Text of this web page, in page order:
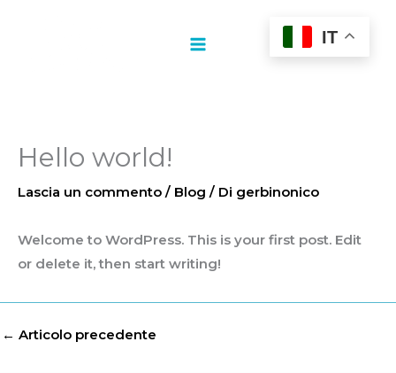
IT
Hello world!
Lascia un commento / Blog / Di gerbinonico
Welcome to WordPress. This is your first post. Edit
or delete it, then start writing!
← Articolo precedente